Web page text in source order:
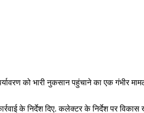
को भारी नुकसान पहुंचाने का एक गंभीर
के निर्देश दिए. कलेक्टर के निर्देश पर